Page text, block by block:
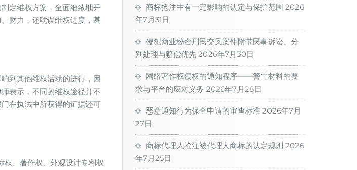
定维权方案，全面细致地开
财力，还耽误维权进度，甚
到其他维权活动的进行，因
表示，不同的维权途径并不
在执法中所获得的证据还可
权、著作权、外观设计专利权
商标抢注中有一定影响的认定与保护范围 2026
年7月31日
侵犯商业秘密刑民交叉案件附带民事诉讼、分
别处理与赔偿优先 2026年7月30日
网络著作权侵权的通知程序——警告材料的要
求与平台的应对义务 2026年7月28日
恶意通知行为保全申请的审查标准 2026年7月
27日
商标代理人抢注被代理人商标的认定规则 2026
年7月25日